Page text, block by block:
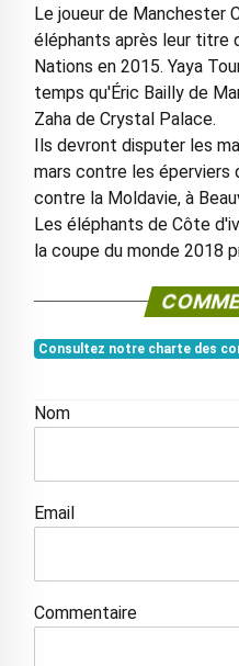
Le joueur de Manchester
éléphants après leur titre
Nations en 2015. Yaya
temps qu'Éric Bailly de
Zaha de Crystal Palace.
Ils devront disputer les
mars contre les éperviers
contre la Moldavie, à
Les éléphants de Côte
la coupe du monde 2018
Consultez notre charte des
Nom
Email
Commentaire